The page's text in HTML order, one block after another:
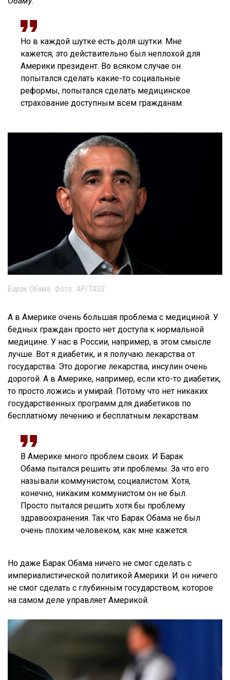
Но в каждой шутке есть доля шутки. Мне
кажется, это действительно был неплохой для
Америки президент. Во всяком случае он
попытался сделать какие-то социальные
реформы, попытался сделать медицинское
страхование доступным всем гражданам.
Барак Обама. Фото: AP/TASS
А в Америке очень большая проблема с медициной. У
бедных граждан просто нет доступа к нормальной
медицине. У нас в России, например, в этом смысле
лучше. Вот я диабетик, и я получаю лекарства от
государства. Это дорогие лекарства, инсулин очень
дорогой. А в Америке, например, если кто-то диабетик,
то просто ложись и умирай. Потому что нет никаких
государственных программ для диабетиков по
бесплатному лечению и бесплатным лекарствам.
В Америке много проблем своих. И Барак
Обама пытался решить эти проблемы. За что его
называли коммунистом, социалистом. Хотя,
конечно, никаким коммунистом он не был.
Просто пытался решить хотя бы проблему
здравоохранения. Так что Барак Обама не был
очень плохим человеком, как мне кажется.
Но даже Барак Обама ничего не смог сделать с
империалистической политикой Америки. И он ничего
не смог сделать с глубинным государством, которое
на самом деле управляет Америкой.